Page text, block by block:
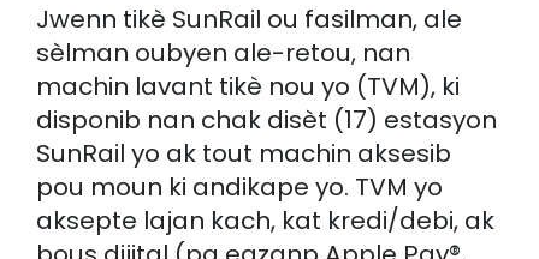
Jwenn tikè SunRail ou fasilman, ale
sèlman oubyen ale-retou, nan
machin lavant tikè nou yo (TVM), ki
disponib nan chak disèt (17) estasyon
SunRail yo ak tout machin aksesib
pou moun ki andikape yo. TVM yo
aksepte lajan kach, kat kredi/debi, ak